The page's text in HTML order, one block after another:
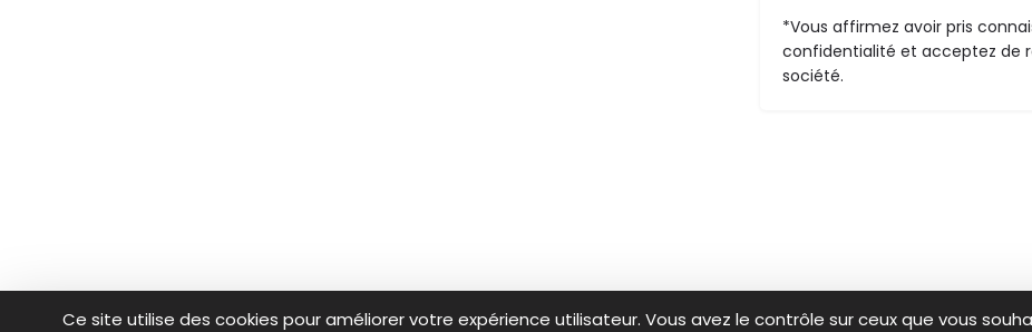
*Vous affirmez avoir pris
confidentialité et acceptez de
société.
Ce site utilise des cookies pour améliorer votre expérience utilisateur. Vous avez le contrôle sur ceux que vous